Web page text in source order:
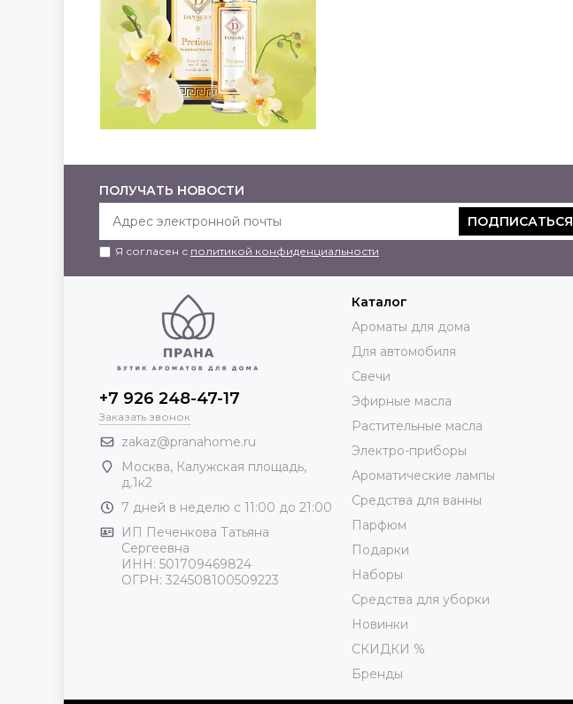
ПОЛУЧАТЬ НОВОСТИ
ПОДПИСАТЬСЯ
Я согласен с политикой конфиденциальности
+7 926 248-47-17
Заказать звонок
zakaz@pranahome.ru
Москва, Калужская площадь,
д.1к2
7 дней в неделю с 11:00 до 21:00
ИП Печенкова Татьяна
Сергеевна
ИНН: 501709469824
ОГРН: 324508100509223
Каталог
Ароматы для дома
Для автомобиля
Свечи
Эфирные масла
Растительные масла
Электро-приборы
Ароматические лампы
Средства для ванны
Парфюм
Подарки
Наборы
Средства для уборки
Новинки
СКИДКИ %
Бренды